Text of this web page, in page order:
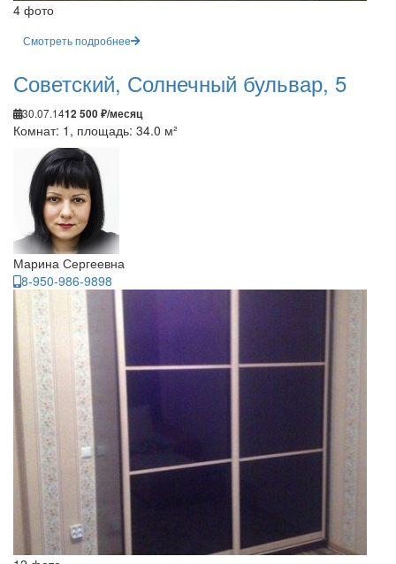
4 фото
Смотреть подробнее
Советский, Солнечный бульвар, 5
30.07.1412 500 ₽/месяц
Комнат: 1, площадь: 34.0 м²
Марина Сергеевна
8-950-986-9898